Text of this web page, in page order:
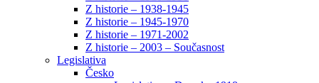
Z historie – 1938-1945
Z historie – 1945-1970
Z historie – 1971-2002
Z historie – 2003 – Současnost
Legislativa
Česko